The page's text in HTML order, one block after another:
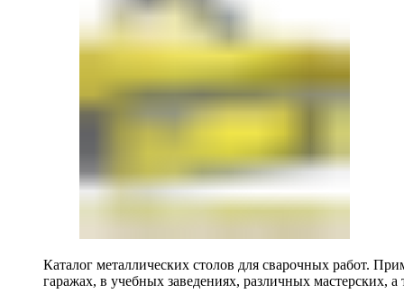
Каталог металлических столов для сварочных работ.
гаражах, в учебных заведениях, различных мастерских, а